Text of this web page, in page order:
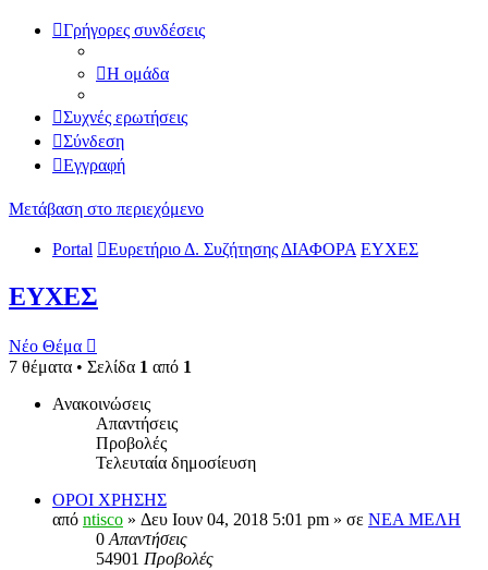
Γρήγορες συνδέσεις
Η ομάδα
Συχνές ερωτήσεις
Σύνδεση
Εγγραφή
Μετάβαση στο περιεχόμενο
Portal Ευρετήριο Δ. ΣυζήτησηςΔΙΑΦΟΡΑ ΕΥΧΕΣ
ΕΥΧΕΣ
Νέο Θέμα
7 θέματα • Σελίδα 1 από 1
Ανακοινώσεις
Απαντήσεις
Προβολές
Τελευταία δημοσίευση
ΟΡΟΙ ΧΡΗΣΗΣ
από ntisco » Δευ Ιουν 04, 2018 5:01 pm » σε ΝΕΑ ΜΕΛΗ
0 Απαντήσεις
54901 Προβολές